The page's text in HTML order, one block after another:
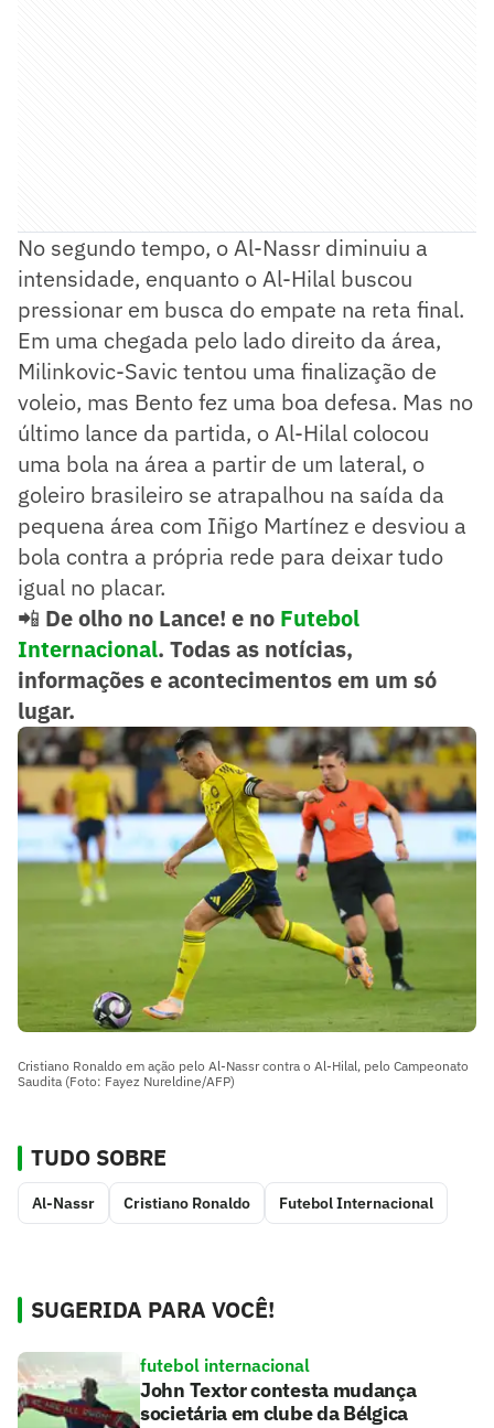
No segundo tempo, o Al-Nassr diminuiu a
intensidade, enquanto o Al-Hilal buscou
pressionar em busca do empate na reta final.
Em uma chegada pelo lado direito da área,
Milinkovic-Savic tentou uma finalização de
voleio, mas Bento fez uma boa defesa. Mas no
último lance da partida, o Al-Hilal colocou
uma bola na área a partir de um lateral, o
goleiro brasileiro se atrapalhou na saída da
pequena área com Iñigo Martínez e desviou a
bola contra a própria rede para deixar tudo
igual no placar.
📲 De olho no Lance! e no Futebol
Internacional. Todas as notícias,
informações e acontecimentos em um só
lugar.
Cristiano Ronaldo em ação pelo Al-Nassr contra o Al-Hilal, pelo Campeonato
Saudita (Foto: Fayez Nureldine/AFP)
TUDO SOBRE
Al-Nassr Cristiano Ronaldo Futebol Internacional
SUGERIDA PARA VOCÊ!
futebol internacional
John Textor contesta mudança
societária em clube da Bélgica